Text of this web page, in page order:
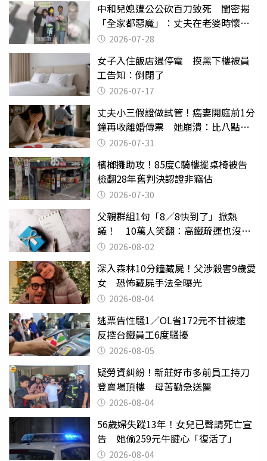
中和兒媳遭公公砍百刀致死 閨密揭
「全家都惡魔」：丈夫在老婆時懷孕
摔東西
2026-07-28
女子入住飯店遇停電 摸黑下樓被員
工告知：倒閉了
2026-07-17
丈夫小三假證做試管！癌妻開庭前1分
鐘再收離婚傳票 她崩潰：比八點檔
還扯2026-07-31
檳榔攤助攻！85度C騎樓擺桌椅被告
檢翻28年舊判決認證非竊佔
2026-07-30
父親群組1句「8／8快到了」掀熱
議！ 10萬人笑翻：高鐵疏運也沒列
父親節
2026-08-02
深入森林10分鐘藏屍！父涉殺害9歲愛
女 恐怖藏屍手法全曝光
2026-08-04
逃票告性騷1／OL省172元不甘被逮
反控台鐵員工6度騷擾
2026-08-05
疑勞資糾紛！新莊好市多前員工持刀
登賣場頂樓 母苦勸急送醫
2026-08-04
56歲婦失蹤13年！女兒已聲請死亡宣
告 她偷259元牛腱心「復活了」
2026-08-04